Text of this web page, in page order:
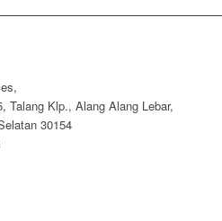
Talang Klp., Alang Alang Lebar,
30154